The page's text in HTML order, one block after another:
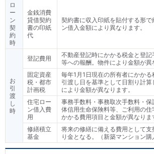
ロ
ー
ン
契
約
時
金銭消費
貸借契約
書の印紙
代
契約書に収入印紙を貼付する形
ン借入金額により異なります。
お
引
渡
し
時
登記費用
不動産登記時にかかる税金と登
等への報酬。物件により金額が異
固定資産
税・都市
計画税
毎年1月1日現在の所有者にかかる
引渡し日を基準として日割り計
により金額が異なります。
住宅ロー
ン借入費
用
事務手数料・事務取次手数料・
体信用生命保険料等、ご利用の住
かかる費用項目と金額が異なりま
修繕積立
基金
将来の修繕に備える費用として
り金となる。（新築マンション購